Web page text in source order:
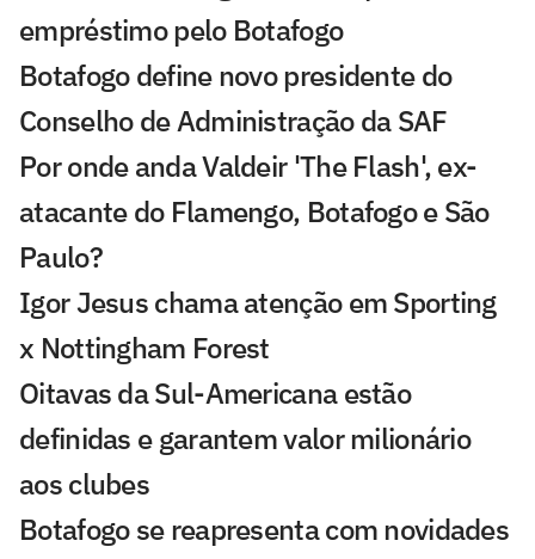
empréstimo pelo Botafogo
Botafogo define novo presidente do
Conselho de Administração da SAF
Por onde anda Valdeir 'The Flash', ex-
atacante do Flamengo, Botafogo e São
Paulo?
Igor Jesus chama atenção em Sporting
x Nottingham Forest
Oitavas da Sul-Americana estão
definidas e garantem valor milionário
aos clubes
Botafogo se reapresenta com novidades